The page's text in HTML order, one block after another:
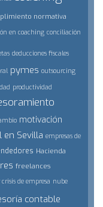
normativa
en coaching conciliación
deducciones fiscales
pymes outsourcing
productividad
motivación
en Sevilla empresas de
Hacienda
freelances
de empresa nube
contable